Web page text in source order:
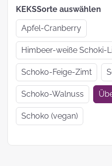
KEKSSorte auswählen
Apfel-Cranberry
Himbeer-weiße Schoki-
Schoko-Feige-Zimt
Schoko-Walnuss
Schoko (vegan)